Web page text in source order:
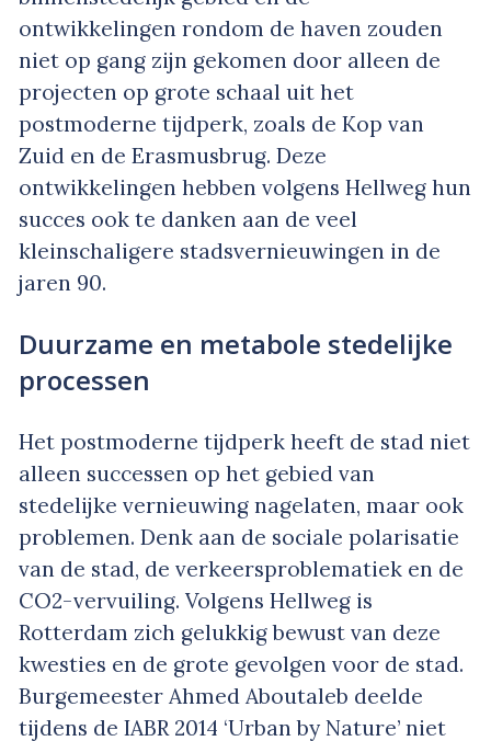
ontwikkelingen rondom de haven zouden
niet op gang zijn gekomen door alleen de
projecten op grote schaal uit het
postmoderne tijdperk, zoals de Kop van
Zuid en de Erasmusbrug. Deze
ontwikkelingen hebben volgens Hellweg hun
succes ook te danken aan de veel
kleinschaligere stadsvernieuwingen in de
jaren 90.
Duurzame en metabole stedelijke
processen
Het postmoderne tijdperk heeft de stad niet
alleen successen op het gebied van
stedelijke vernieuwing nagelaten, maar ook
problemen. Denk aan de sociale polarisatie
van de stad, de verkeersproblematiek en de
CO2-vervuiling. Volgens Hellweg is
Rotterdam zich gelukkig bewust van deze
kwesties en de grote gevolgen voor de stad.
Burgemeester Ahmed Aboutaleb deelde
tijdens de IABR 2014 ‘Urban by Nature’ niet